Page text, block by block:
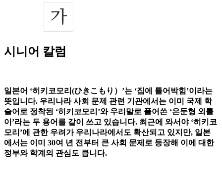
시니어 칼럼
일본어 ‘히키코모리(ひきこもり）’는 ‘집에 틀어박힘’이라는
뜻입니다. 우리나라 사회 문제 관련 기관에서는 이미 국제 학
술어로 정착된 ‘히키코모리’와 우리말로 풀어쓴 ‘은둔형 외톨
이’라는 두 용어를 같이 쓰고 있습니다. 최근에 와서야 ‘히키코
모리’에 관한 우려가 우리나라에서도 확산되고 있지만, 일본
에서는 이미 30여 년 전부터 큰 사회 문제로 등장해 이에 대한
정부와 학계의 관심도 큽니다.